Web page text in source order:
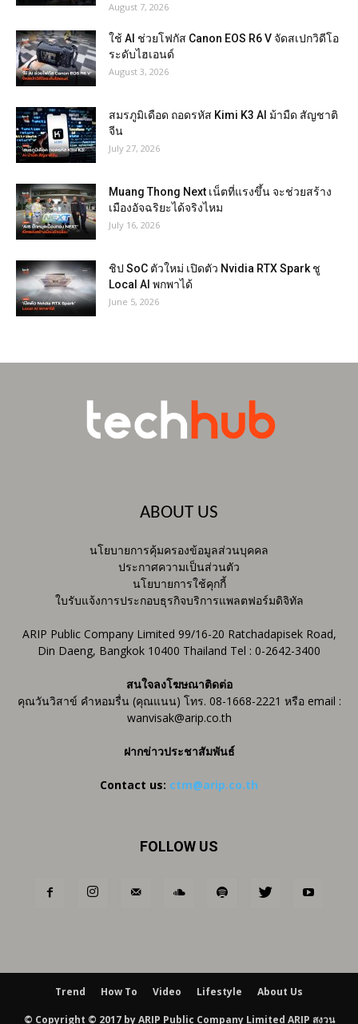
August 7, 2026
ใช้ AI ช่วยโฟกัส Canon EOS R6 V จัดสเปกวิดีโอ
ระดับไฮเอนด์
August 3, 2026
สมรภูมิเดือด ถอดรหัส Kimi K3 AI ม้ามืด สัญชาติ
จีน
July 27, 2026
Muang Thong Next เน็ตที่แรงขึ้น จะช่วยสร้าง
เมืองอัจฉริยะได้จริงไหม
July 16, 2026
ชิป SoC ตัวใหม่ เปิดตัว Nvidia RTX Spark ชู
Local AI พกพาได้
June 5, 2026
ABOUT US
นโยบายการคุ้มครองข้อมูลส่วนบุคคล
ประกาศความเป็นส่วนตัว
นโยบายการใช้คุกกี้
ใบรับแจ้งการประกอบธุรกิจบริการแพลตฟอร์มดิจิทัล
ARIP Public Company Limited 99/16-20 Ratchadapisek Road,
Din Daeng, Bangkok 10400 Thailand Tel : 0-2642-3400
สนใจลงโฆษณาติดต่อ
คุณวันวิสาข์ คำหอมรื่น (คุณแนน) โทร. 08-1668-2221 หรือ email :
wanvisak@arip.co.th
ฝากข่าวประชาสัมพันธ์
Contact us: ctm@arip.co.th
FOLLOW US
Trend How To Video Lifestyle About Us
© Copyright © 2017 by ARIP Public Company Limited ARIP สงวน